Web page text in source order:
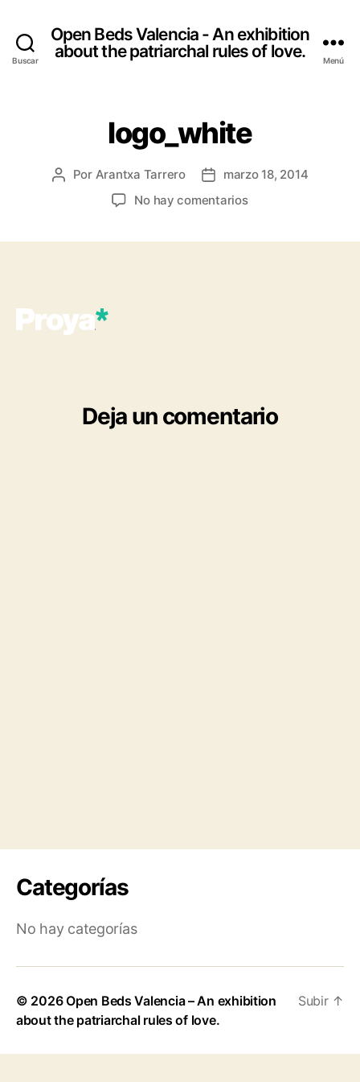
Buscar
Open Beds Valencia - An exhibition
about the patriarchal rules of love.
Menú
logo_white
Autor
Por Arantxa Tarrero
Fecha
de
marzo 18, 2014
No hay comentariosen
Deja un comentario
Categorías
No hay categorías
© 2026Open Beds Valencia – An exhibition
about the patriarchal rules of love.
Subir ↑